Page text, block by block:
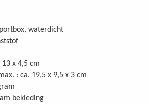
waterdicht
x 4,5 cm
: ca. 19,5 x 9,5 x 3 cm
bekleding